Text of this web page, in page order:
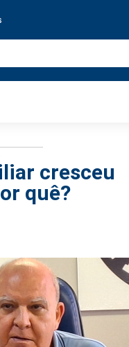
cresceu
quê?